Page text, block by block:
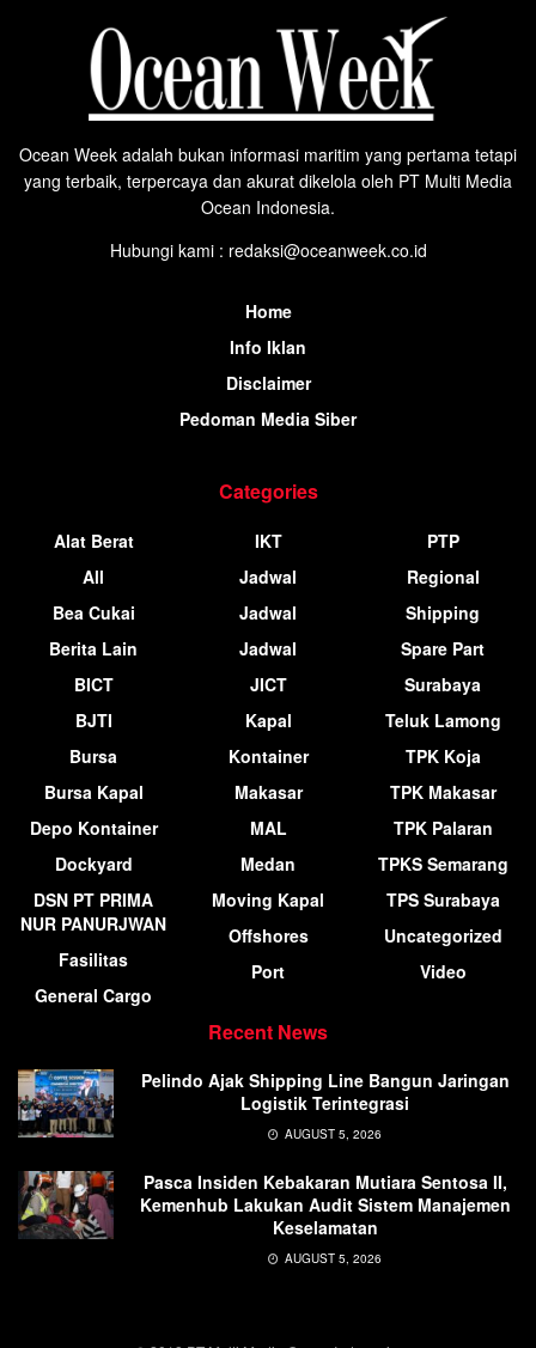
Ocean Week adalah bukan informasi maritim yang pertama tetapi
yang terbaik, terpercaya dan akurat dikelola oleh PT Multi Media
Ocean Indonesia.
Hubungi kami : redaksi@oceanweek.co.id
Home
Info Iklan
Disclaimer
Pedoman Media Siber
Categories
Alat Berat
All
Bea Cukai
Berita Lain
BICT
BJTI
Bursa
Bursa Kapal
Depo Kontainer
Dockyard
DSN PT PRIMA
NUR PANURJWAN
Fasilitas
General Cargo
IKT
Jadwal
Jadwal
Jadwal
JICT
Kapal
Kontainer
Makasar
MAL
Medan
Moving Kapal
Offshores
Port
PTP
Regional
Shipping
Spare Part
Surabaya
Teluk Lamong
TPK Koja
TPK Makasar
TPK Palaran
TPKS Semarang
TPS Surabaya
Uncategorized
Video
Recent News
Pelindo Ajak Shipping Line Bangun Jaringan
Logistik Terintegrasi
AUGUST 5, 2026
Pasca Insiden Kebakaran Mutiara Sentosa II,
Kemenhub Lakukan Audit Sistem Manajemen
Keselamatan
AUGUST 5, 2026